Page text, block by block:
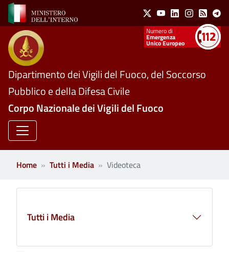
Salta al contenuto principale Social Menu
X YoutubeLinkedinInstagram
Feed
Numeri utili
Emergenza
Unico Europeo
Dipartimento dei Vigili del Fuoco, del Soccorso
Pubblico e della Difesa Civile
Corpo Nazionale dei Vigili del Fuoco
Home Tutti i Media Videoteca
Tutti i Media